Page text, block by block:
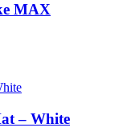
MAX
– White